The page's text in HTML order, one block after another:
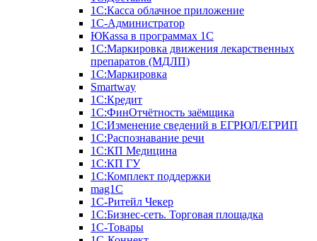
1С:Касса облачное приложение
1С-Администратор
ЮКаssа в программах 1С
1С:Маркировка движения лекарственных
препаратов (МДЛП)
1С:Маркировка
Smartway
1С:Кредит
1С:ФинОтчётность заёмщика
1С:Изменение сведений в ЕГРЮЛ/ЕГРИП
1С:Распознавание речи
1С:КП Медицина
1С:КП ГУ
1С:Комплект поддержки
mag1C
1С-Ритейл Чекер
1С:Бизнес-сеть. Торговая площадка
1С-Товары